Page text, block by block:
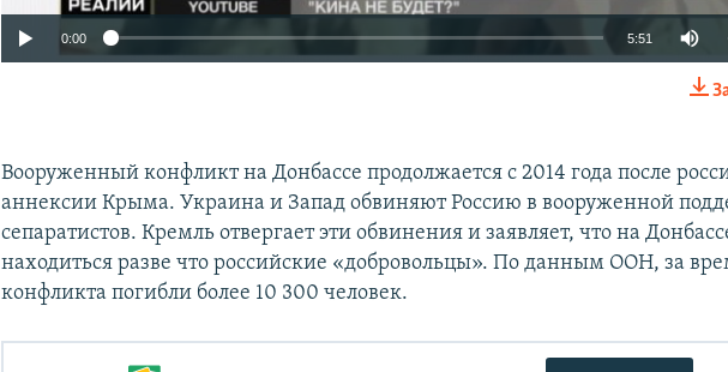
0:00 5:51
Вооруженный конфликт на Донбассе продолжается с 2014 года после
аннексии Крыма. Украина и Запад обвиняют Россию в вооруженной
сепаратистов. Кремль отвергает эти обвинения и заявляет, что на
находиться разве что российские «добровольцы». По данным ООН, за
конфликта погибли более 10 300 человек.